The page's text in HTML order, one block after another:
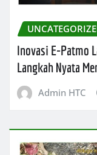
Inovasi E-Patmo
Langkah Nyata
Admin HTC